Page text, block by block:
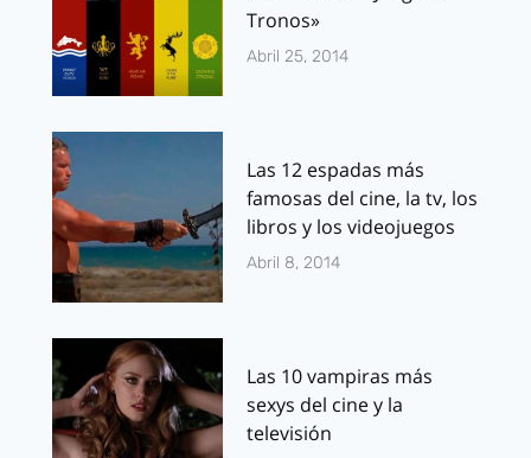
Tronos»
Abril 25, 2014
Las 12 espadas más
famosas del cine, la tv, los
libros y los videojuegos
Abril 8, 2014
Las 10 vampiras más
sexys del cine y la
televisión